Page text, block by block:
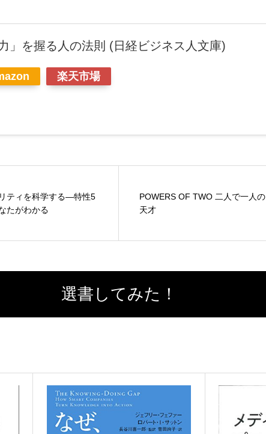
力」を握る人の法則 (日経ビジネス人文庫)
楽天市場
ティを科学する―特性5
たがわかる
POWERS OF TWO 二人で一人の
天才
選書してみた！